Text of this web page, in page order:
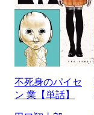
不死身のパイセ
ン 業【単話】